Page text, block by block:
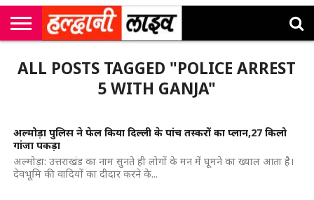
सी
एम
कॉर्नर
उत्तराखंड
न्यूज़
खेल
मनोरंजन
सम्पादकीय
जॉब
अलर्ट्स
ALL POSTS TAGGED "POLICE ARREST
5 WITH GANJA"
अल्मोड़ा पुलिस ने फेल किया दिल्ली के पांच तस्करों का प्लान,27 किलो
गांजा पकड़ा
अल्मोड़ा: उत्तराखंड का नाम सुनते ही लोगों के मन में घूमने का ख्याल आता है।
देवभूमि की वादियों का दीदार करने के...